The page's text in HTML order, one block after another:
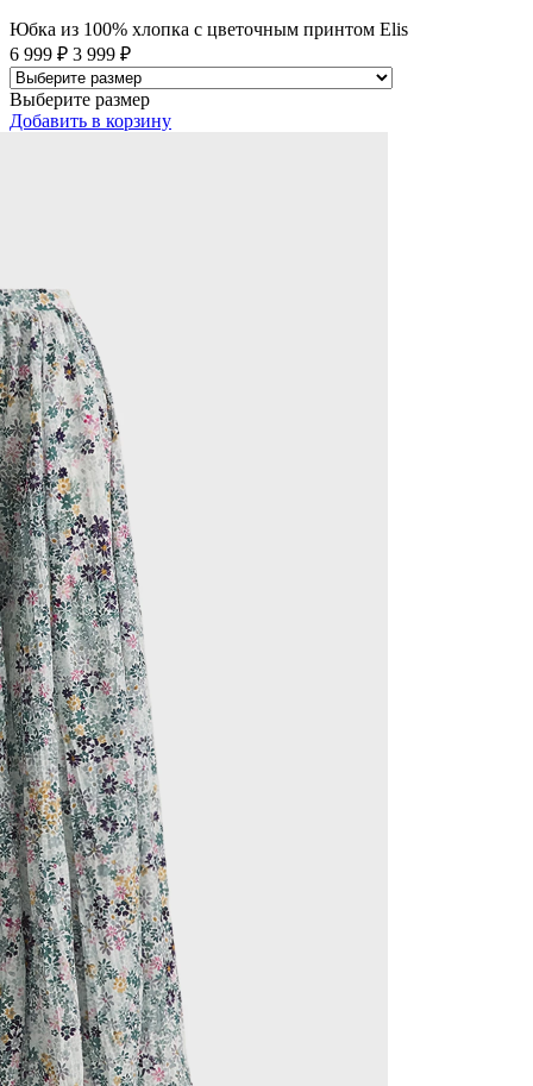
Юбка из 100% хлопка с цветочным принтом Elis
6 999 ₽ 3 999 ₽
Выберите размер
Добавить в корзину